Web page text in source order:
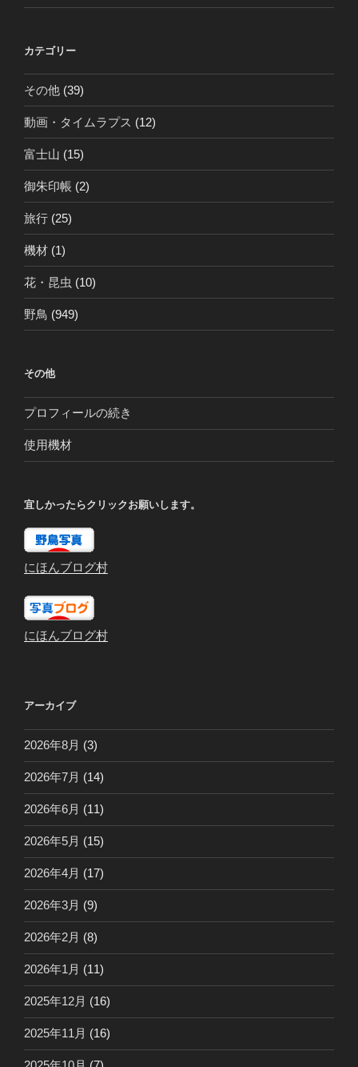
カテゴリー
その他 (39)
動画・タイムラプス (12)
富士山 (15)
御朱印帳 (2)
旅行 (25)
機材 (1)
花・昆虫 (10)
野鳥 (949)
その他
プロフィールの続き
使用機材
宜しかったらクリックお願いします。
にほんブログ村
にほんブログ村
アーカイブ
2026年8月 (3)
2026年7月 (14)
2026年6月 (11)
2026年5月 (15)
2026年4月 (17)
2026年3月 (9)
2026年2月 (8)
2026年1月 (11)
2025年12月 (16)
2025年11月 (16)